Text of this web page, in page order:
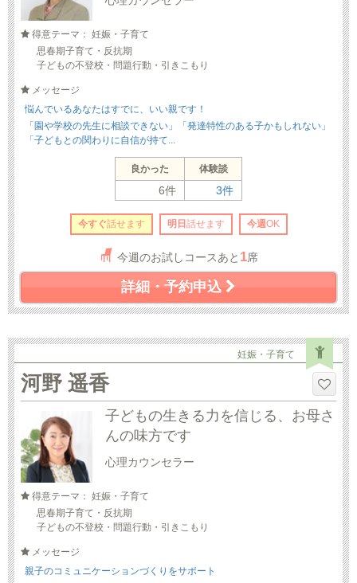
得意テーマ： 妊娠・子育て
思春期子育て・反抗期
子どもの不登校・問題行動・引きこもり
メッセージ
悩んでいるあなたはすでに、いい親です！
「園や学校の先生に相談できない」「発達特性のある子かもしれない」
「子どもとの関わりに自信が持て...
良かった 体験談
6件 3件
今すぐ話せます 明日 話せます 今週OK
今週のお試しコースあと 1席
詳細・予約申込
妊娠・子育て
河野 遥香
子どもの生きる力を信じる、お母さ
んの味方です
心理カウンセラー
得意テーマ： 妊娠・子育て
思春期子育て・反抗期
子どもの不登校・問題行動・引きこもり
メッセージ
親子のコミュニケーションづくりをサポート